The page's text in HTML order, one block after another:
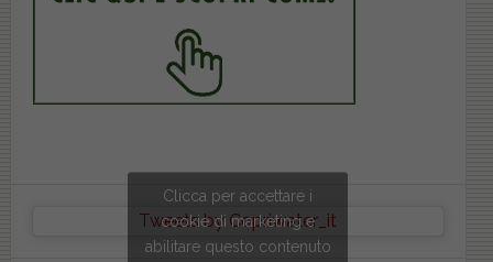
Tweets by Copriwater_it
Clicca per accettare i
cookie di marketing e
abilitare questo contenuto